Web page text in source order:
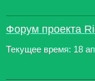
Форум проекта
Текущее время: 18